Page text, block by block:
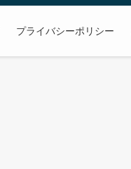
プライバシーポリシー